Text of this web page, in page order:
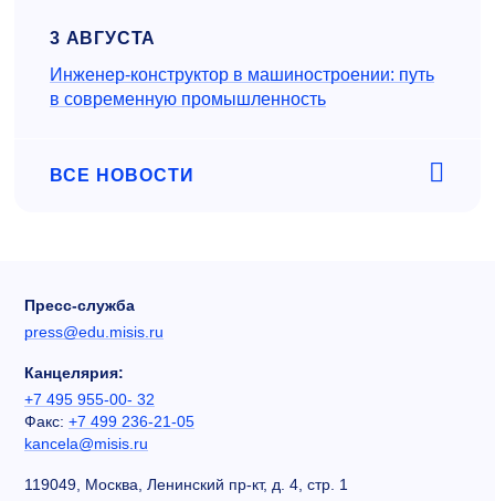
3 АВГУСТА
Инженер‑конструктор в машиностроении: путь
в современную промышленность
ВСЕ НОВОСТИ
Пресс-служба
press@edu.misis.ru
Канцелярия:
+7 495 955-00- 32
Факс: +7 499 236-21-05
kancela@misis.ru
119049, Москва, Ленинский пр-кт, д. 4, стр. 1